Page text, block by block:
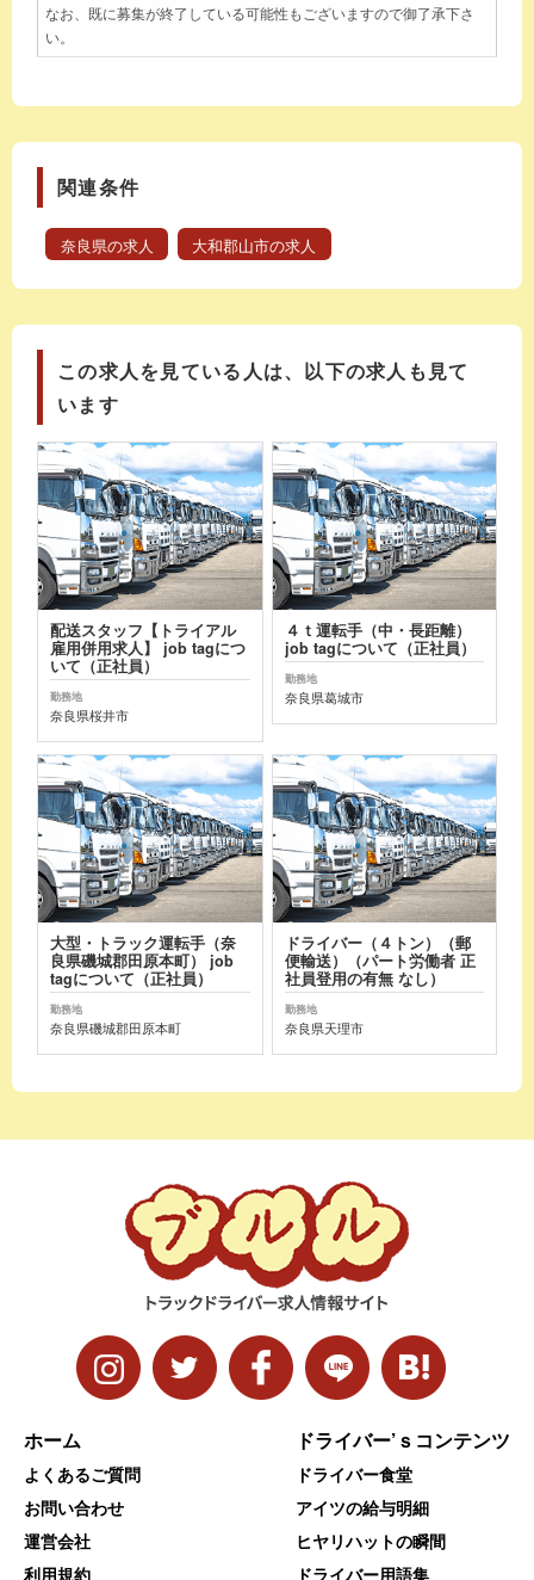
なお、既に募集が終了している可能性もございますので御了承下さ
い。
関連条件
奈良県の求人 大和郡山市の求人
この求人を見ている人は、以下の求人も見て
います
配送スタッフ【トライアル
雇用併用求人】 job tagにつ
いて（正社員）
勤務地
奈良県桜井市
４ｔ運転手（中・長距離）
job tagについて（正社員）
勤務地
奈良県葛城市
大型・トラック運転手（奈
良県磯城郡田原本町） job
tagについて（正社員）
勤務地
奈良県磯城郡田原本町
ドライバー（４トン）（郵
便輸送）（パート労働者 正
社員登用の有無 なし）
勤務地
奈良県天理市
ホーム
よくあるご質問
お問い合わせ
運営会社
利用規約
ドライバー’ｓコンテンツ
ドライバー食堂
アイツの給与明細
ヒヤリハットの瞬間
ドライバー用語集